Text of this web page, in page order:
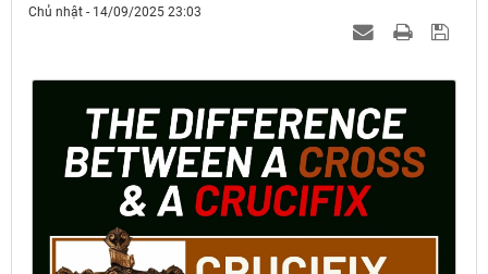
Chủ nhật - 14/09/2025 23:03